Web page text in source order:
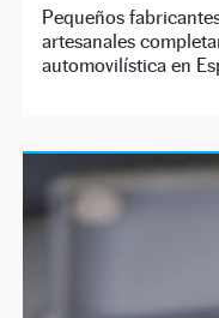
Pequeños
artesanales
automovilística en